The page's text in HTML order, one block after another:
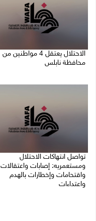
الاحتلال يعتقل 4 مواطنين من
محافظة نابلس
تواصل انتهاكات الاحتلال
ومستعمريه: إصابات واعتقالات
واقتحامات وإخطارات بالهدم
واعتداءات